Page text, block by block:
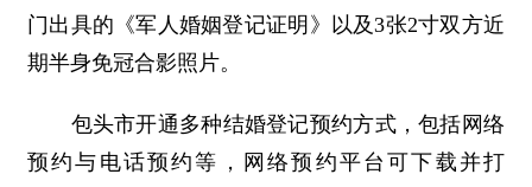
门出具的《军人婚姻登记证明》以及3张2寸双方近
期半身免冠合影照片。
包头市开通多种结婚登记预约方式，包括网络
预约与电话预约等，网络预约平台可下载并打